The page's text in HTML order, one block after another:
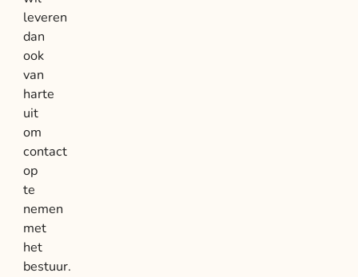
leveren
dan
ook
van
harte
uit
om
contact
op
te
nemen
met
het
bestuur.